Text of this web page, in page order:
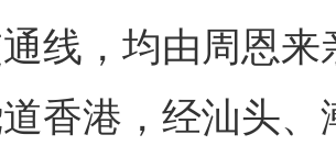
线，均由周恩
道香港，经汕头